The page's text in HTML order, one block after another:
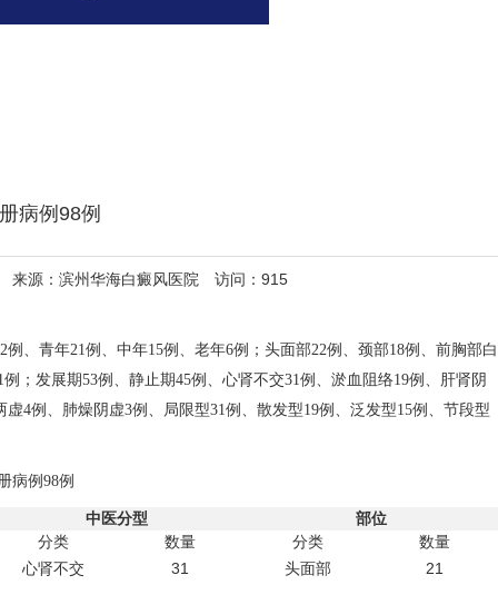
病例98例
源：滨州华海白癜风医院 访问：915
例、青年21例、中年15例、老年6例；头面部22例、颈部18例、前胸部白
；发展期53例、静止期45例、心肾不交31例、淤血阻络19例、肝肾阴
4例、肺燥阴虚3例、局限型31例、散发型19例、泛发型15例、节段型
病例98例
中医分型
部位
分类
数量 分类
数量
心肾不交
31 头面部 21